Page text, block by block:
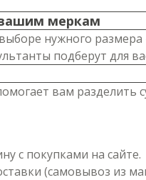
меркам
нужного
подберут для
вам разделить
с покупками на сайте.
(самовывоз из